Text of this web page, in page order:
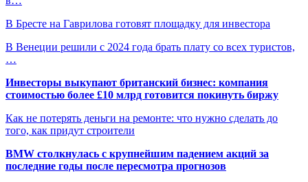
В Бресте на Гаврилова готовят площадку для инвестора
В Венеции решили с 2024 года брать плату со всех туристов,
…
Инвесторы выкупают британский бизнес: компания
стоимостью более £10 млрд готовится покинуть биржу
Как не потерять деньги на ремонте: что нужно сделать до
того, как придут строители
BMW столкнулась с крупнейшим падением акций за
последние годы после пересмотра прогнозов